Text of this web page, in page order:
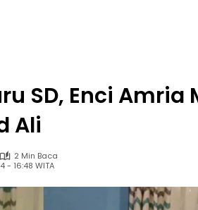
SD, Enci Amria
Ali
2 Min Baca
- 16:48 WITA